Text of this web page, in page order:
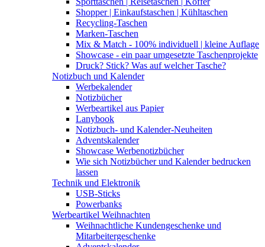
Shopper | Einkaufstaschen | Kühltaschen
Recycling-Taschen
Marken-Taschen
Mix & Match - 100% individuell | kleine Auflage
Showcase - ein paar umgesetzte Taschenprojekte
Druck? Stick? Was auf welcher Tasche?
Notizbuch und Kalender
Werbekalender
Notizbücher
Werbeartikel aus Papier
Lanybook
Notizbuch- und Kalender-Neuheiten
Adventskalender
Showcase Werbenotizbücher
Wie sich Notizbücher und Kalender bedrucken
lassen
Technik und Elektronik
USB-Sticks
Powerbanks
Werbeartikel Weihnachten
Weihnachtliche Kundengeschenke und
Mitarbeitergeschenke